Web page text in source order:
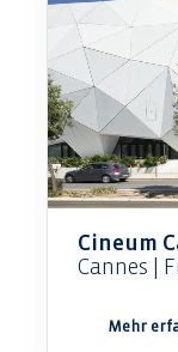
Cineum
Cannes |
Mehr